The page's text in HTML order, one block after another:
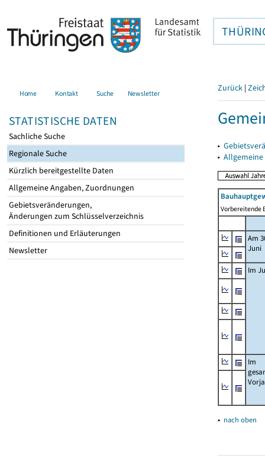
Home Kontakt Suche Newsletter
STATISTISCHE DATEN
Sachliche Suche
Regionale Suche
Kürzlich bereitgestellte Daten
Allgemeine Angaben, Zuordnungen
Gebietsveränderungen,
Änderungen zum Schlüsselverzeichnis
Definitionen und Erläuterungen
Newsletter
Zurück |
▸
▸
Vorbereitende
Am
Juni
Im
Im
▴ nach oben